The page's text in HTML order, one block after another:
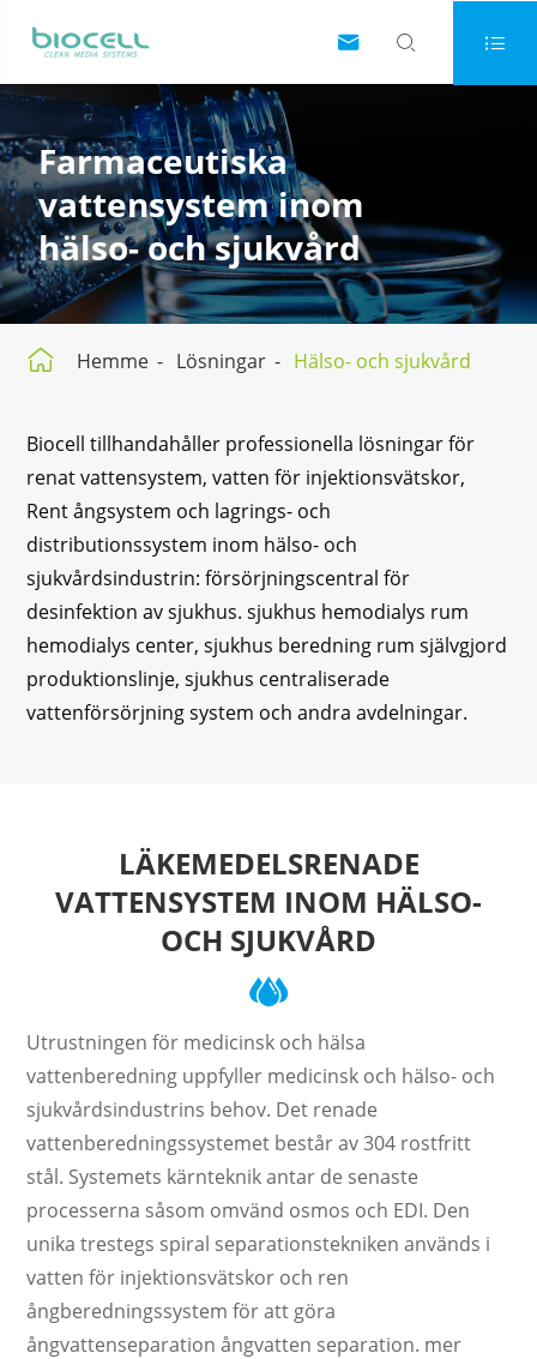
  
Farmaceutiska
vattensystem inom
hälso- och sjukvård
 Hemme Lösningar Hälso- och sjukvård
Biocell tillhandahåller professionella lösningar för
renat vattensystem, vatten för injektionsvätskor,
Rent ångsystem och lagrings- och
distributionssystem inom hälso- och
sjukvårdsindustrin: försörjningscentral för
desinfektion av sjukhus. sjukhus hemodialys rum
hemodialys center, sjukhus beredning rum självgjord
produktionslinje, sjukhus centraliserade
vattenförsörjning system och andra avdelningar.
LÄKEMEDELSRENADE
VATTENSYSTEM INOM HÄLSO-
OCH SJUKVÅRD
Utrustningen för medicinsk och hälsa
vattenberedning uppfyller medicinsk och hälso- och
sjukvårdsindustrins behov. Det renade
vattenberedningssystemet består av 304 rostfritt
stål. Systemets kärnteknik antar de senaste
processerna såsom omvänd osmos och EDI. Den
unika trestegs spiral separationstekniken används i
vatten för injektionsvätskor och ren
ångberedningssystem för att göra
ångvattenseparation ångvatten separation. mer